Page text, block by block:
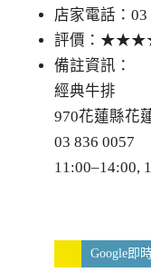
店家電話：03
評價：
備註資訊：
經典牛排
970花蓮縣花
03 836 0057
11:00–14:00,
Google即